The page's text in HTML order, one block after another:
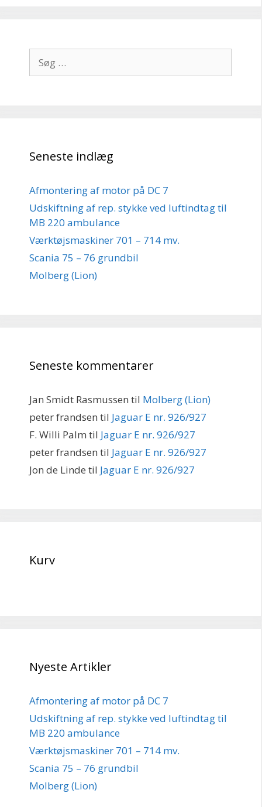
efter:
Seneste indlæg
Afmontering af motor på DC 7
Udskiftning af rep. stykke ved luftindtag til
MB 220 ambulance
Værktøjsmaskiner 701 – 714 mv.
Scania 75 – 76 grundbil
Molberg (Lion)
Seneste kommentarer
Jan Smidt Rasmussen til Molberg (Lion)
peter frandsen til Jaguar E nr. 926/927
F. Willi Palm til Jaguar E nr. 926/927
peter frandsen til Jaguar E nr. 926/927
Jon de Linde til Jaguar E nr. 926/927
Kurv
Nyeste Artikler
Afmontering af motor på DC 7
Udskiftning af rep. stykke ved luftindtag til
MB 220 ambulance
Værktøjsmaskiner 701 – 714 mv.
Scania 75 – 76 grundbil
Molberg (Lion)